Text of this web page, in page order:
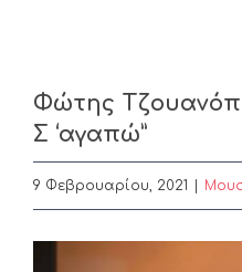
Φώτης
Σ ‘αγαπώ”
9 Φεβρουαρίου, 2021